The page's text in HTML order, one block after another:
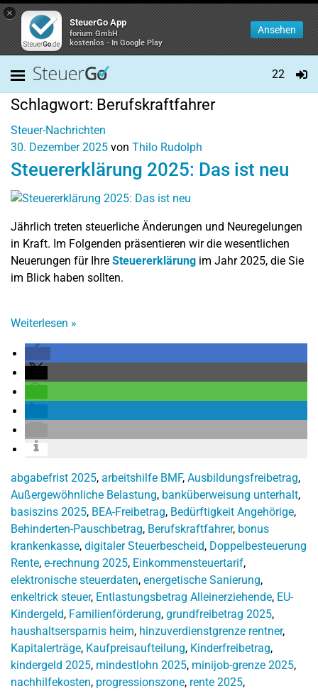
×
SteuerGo App
forium GmbH
kostenlos - In Google Play
Ansehen
22
Schlagwort: Berufskraftfahrer
Steuer-Nachrichten
30. Dezember 2025 von Thilo Rudolph
Steuererklärung 2025: Das ist neu
Jährlich treten steuerliche Änderungen und Neuregelungen
in Kraft. Im Folgenden präsentieren wir die wesentlichen
Neuerungen für Ihre Steuererklärung im Jahr 2025, die Sie
im Blick haben sollten.
Weiterlesen »
abgabefrist 2025, arbeitshilfe BMF, Ausbildungsfreibetrag,
Außergewöhnliche Belastung, banküberweisung unterhalt,
basiszins 2025, BEA-Freibetrag, Bedürftigkeit Angehörige,
Behinderten-Pauschbetrag, Berufskraftfahrer, bonus
krankenkasse, digitaler Steuerbescheid, Doppelbesteuerung
Rente, e-rechnung 2025, Einkommensteuertarif,
elektronische steuerdaten, energetische Sanierung,
enkeltrick steuer, Entlastungsbetrag Alleinerziehende, EU-
Kindergeld, Familienförderung, grundfreibetrag 2025,
haushaltsersparnis heim, hinzuverdienstgrenze rentner,
Kapitalerträge, Kaufpreisaufteilung, Kinderfreibetrag,
kindergeld 2025, mindestlohn 2025, minijob-grenze 2025,
nachhilfekosten, progressionszone, rente 2025,